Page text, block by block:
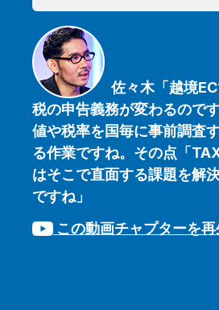
佐々木「越境
税の申告義務が変わるので
値や税率を国毎に事前調査
る作業ですね。その点「
はそこで直面する課題を解
ですね」
この動画チャプターを